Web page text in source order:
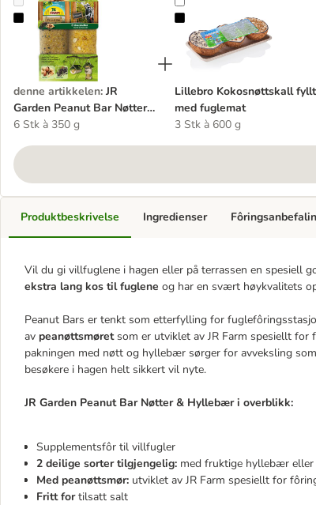
JR Garden Peanut Bar Nøtter & Hyllebær
denne artikkelen: JR
Garden Peanut Bar Nøtter
& Hyllebær
6 Stk à 350 g
Lillebro Kokosnøttskall
Lillebro Kokosnøttskall fyllt
med fuglemat
3 Stk à 600 g
Produktbeskrivelse
Vil du gi villfuglene i hagen eller på terrassen en spesiell
ekstra lang kos til fuglene og har en svært høykvalitets
Peanut Bars er tenkt som etterfylling for
av peanøttsmøretsom er utviklet av JR Farm spesiellt for
pakningen med nøtt og hyllebær sørger for avveksling
besøkere i hagen helt sikkert vil nyte.
JR Garden Peanut Bar Nøtter & Hyllebær i overblikk:
Supplementsfôr til villfugler
2 deilige sorter tilgjengelig: med fruktige hyllebær
Med peanøttsmør: utviklet av JR Farm spesiellt for
Fritt fortilsatt salt
Ingredienser